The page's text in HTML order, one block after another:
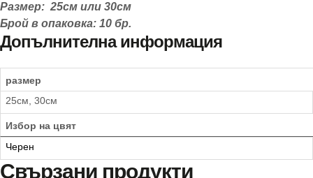
Размер: 25см или 30см
Брой в опаковка: 10 бр.
Допълнителна информация
размер
25см, 30см
Избор на цвят
Черен
Свързани продукти